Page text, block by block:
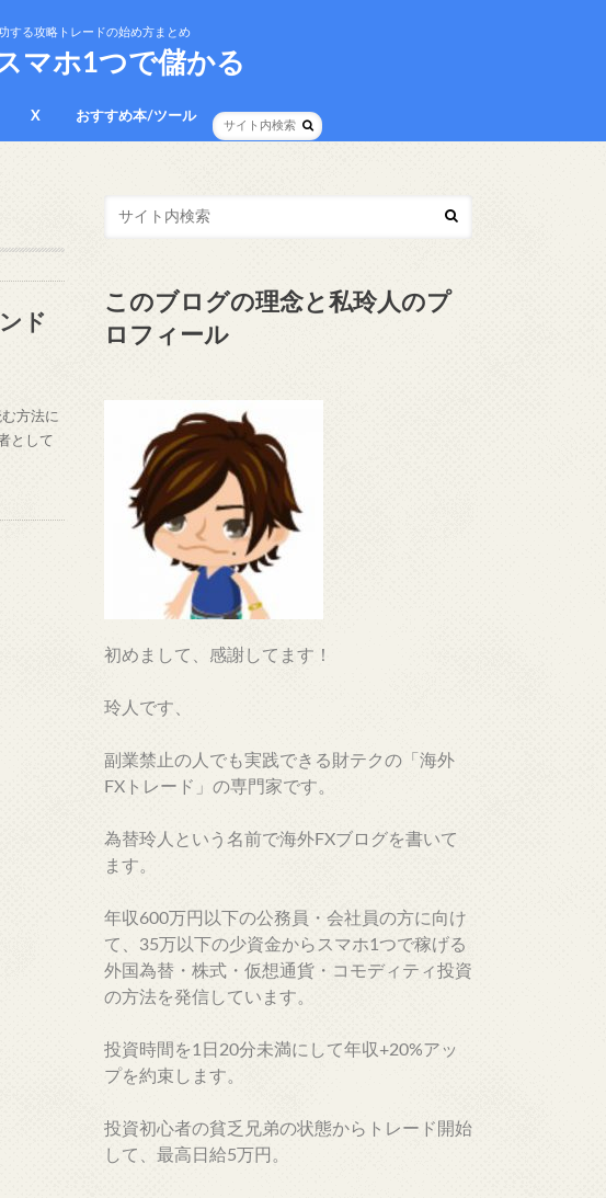
する攻略トレードの始め方まとめ
マホ1つで儲かる
X おすすめ本/ツール
ド
方法に
として
このブログの理念と私玲人のプ
ロフィール
初めまして、感謝してます！
玲人です、
副業禁止の人でも実践できる財テクの「海外
FXトレード」の専門家です。
為替玲人という名前で海外FXブログを書いて
ます。
年収600万円以下の公務員・会社員の方に向け
て、35万以下の少資金からスマホ1つで稼げる
外国為替・株式・仮想通貨・コモディティ投資
の方法を発信しています。
投資時間を1日20分未満にして年収+20%アッ
プを約束します。
投資初心者の貧乏兄弟の状態からトレード開始
して、最高日給5万円。